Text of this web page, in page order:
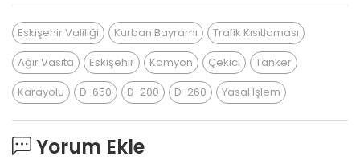
Eskişehir Valiliği Kurban Bayramı
Trafik Kısıtlaması
Ağır Vasıta
Eskişehir Kamyon Çekici
Tanker
Karayolu
D-650 D-200 D-260 Yasal Işlem
Yorum Ekle